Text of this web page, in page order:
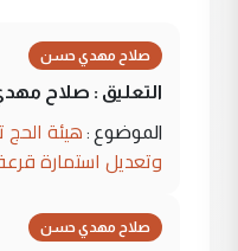
صلاح مهدي حسن
التعليق : صلاح
الموضوع : هيئة
وتعديل استمارة
صلاح مهدي حسن